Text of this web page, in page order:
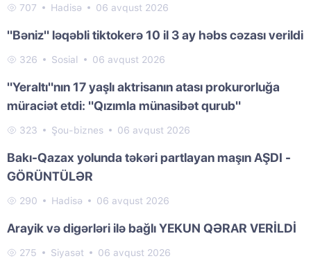
707 Hadisə 06 avqust 2026
"Bəniz" ləqəbli tiktokerə 10 il 3 ay həbs cəzası verildi
326 Sosial 06 avqust 2026
"Yeraltı"nın 17 yaşlı aktrisanın atası prokurorluğa
müraciət etdi: "Qızımla münasibət qurub"
323 Şou-biznes 06 avqust 2026
Bakı-Qazax yolunda təkəri partlayan maşın AŞDI -
GÖRÜNTÜLƏR
290 Hadisə 06 avqust 2026
Arayik və digərləri ilə bağlı YEKUN QƏRAR VERİLDİ
275 Siyasət 06 avqust 2026